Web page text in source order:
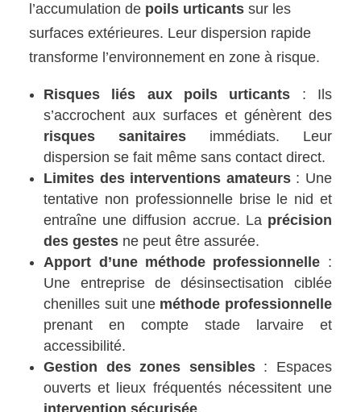
l’accumulation de poils urticants sur les
surfaces extérieures. Leur dispersion rapide
transforme l’environnement en zone à risque.
Risques liés aux poils urticants : Ils
s’accrochent aux surfaces et génèrent des
risques sanitaires immédiats. Leur
dispersion se fait même sans contact direct.
Limites des interventions amateurs: Une
tentative non professionnelle brise le nid et
entraîne une diffusion accrue. La précision
des gestes ne peut être assurée.
Apport d’une méthode professionnelle :
Une entreprise de désinsectisation ciblée
chenilles suit une méthode professionnelle
prenant en compte stade larvaire et
accessibilité.
Gestion des zones sensibles: Espaces
ouverts et lieux fréquentés nécessitent une
intervention sécurisée.